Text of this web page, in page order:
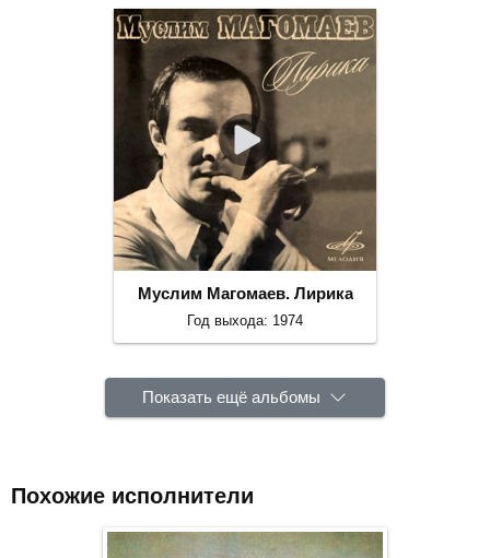
Муслим Магомаев. Лирика
Год выхода: 1974
Показать ещё альбомы
Похожие исполнители